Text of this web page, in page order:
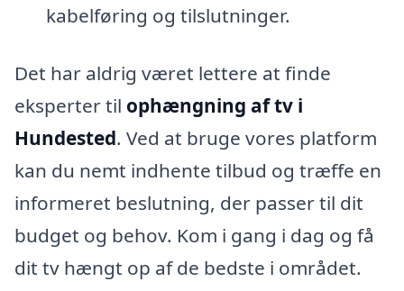
kabelføring og tilslutninger.
Det har aldrig været lettere at finde
eksperter til ophængning af tv i
Hundested. Ved at bruge vores platform
kan du nemt indhente tilbud og træffe en
informeret beslutning, der passer til dit
budget og behov. Kom i gang i dag og få
dit tv hængt op af de bedste i området.